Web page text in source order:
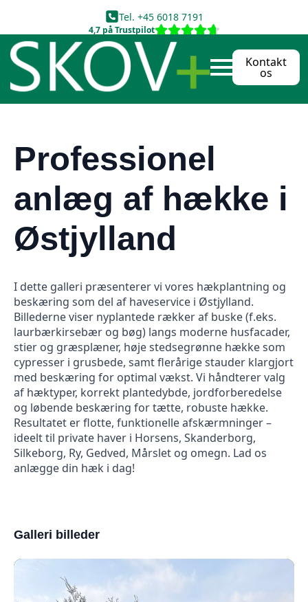
Tel. +45 6018 7191
4,7 på Trustpilot
Kontakt
os
Professionel
anlæg af hække i
Østjylland
I dette galleri præsenterer vi vores hækplantning og
beskæring som del af haveservice i Østjylland.
Billederne viser nyplantede rækker af buske (f.eks.
laurbærkirsebær og bøg) langs moderne husfacader,
stier og græsplæner, høje stedsegrønne hække som
cypresser i grusbede, samt flerårige stauder klargjort
med beskæring for optimal vækst. Vi håndterer valg
af hæktyper, korrekt plantedybde, jordforberedelse
og løbende beskæring for tætte, robuste hække.
Resultatet er flotte, funktionelle afskærmninger –
ideelt til private haver i Horsens, Skanderborg,
Silkeborg, Ry, Gedved, Mårslet og omegn. Lad os
anlægge din hæk i dag!
Galleri billeder